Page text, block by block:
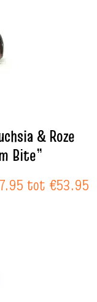
& Roze
Bite”
tot €53.95